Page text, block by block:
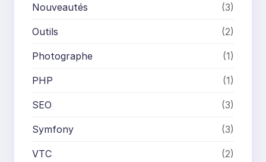
Nouveautés (3)
Outils (2)
Photographe (1)
PHP (1)
SEO (3)
Symfony (3)
VTC (2)